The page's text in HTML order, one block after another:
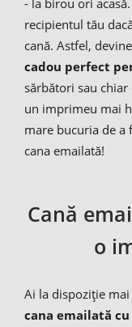
recipientul tău
cană. Astfel,
cadou perfect
sărbători sau chiar
un imprimeu mai
mare bucuria de a
cana emailată!
Cană
o
Ai la dispoziție
cana emailată